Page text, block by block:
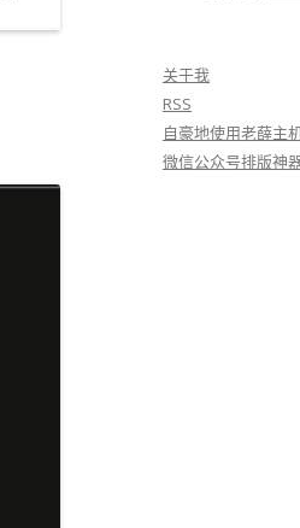
关于我
RSS
自豪地使用老薛主
微信公众号排版神